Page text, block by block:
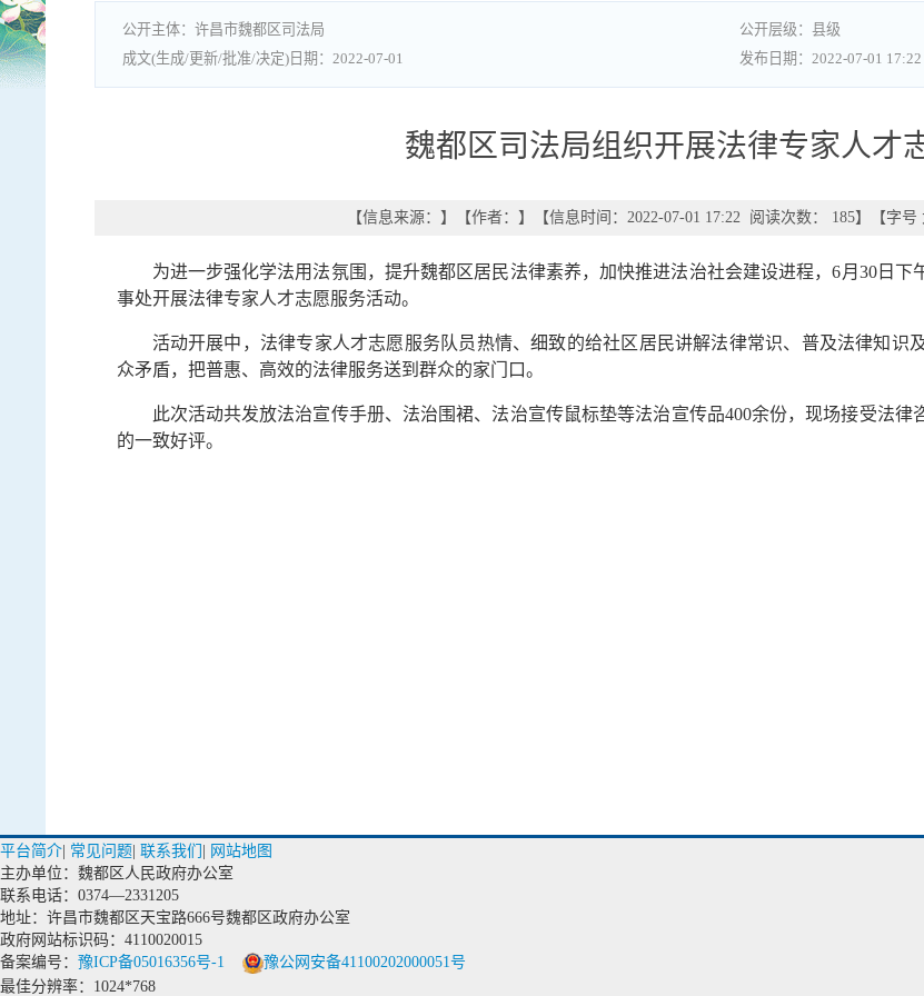
许昌市魏都区司法局
县级
2022-07-01
2022-07-01 17:22
魏都区司法局组织开展法律专家人才
【信息来源： 】 【作者： 】 【信息时间：2022-07-01 17:22 阅读次数： 185】【字号
为进一步强化学法用法氛围，提升魏都区居民法律素养，加快推进法治社会建设进程，6月30日
事处开展法律专家人才志愿服务活动。
活动开展中，法律专家人才志愿服务队员热情、细致的给社区居民讲解法律常识、普及法律知识
众矛盾，把普惠、高效的法律服务送到群众的家门口。
此次活动共发放法治宣传手册、法治围裙、法治宣传鼠标垫等法治宣传品400余份，现场接受法
的一致好评。
平台简介 常见问题 联系我们
网站地图
主办单位：魏都区人民政府办公室
联系电话：0374—2331205
地址：许昌市魏都区天宝路666号魏都区政府办公室
政府网站标识码：4110020015
备案编号： 豫ICP备05016356号-1
豫公网安备41100202000051号
最佳分辨率：1024*768